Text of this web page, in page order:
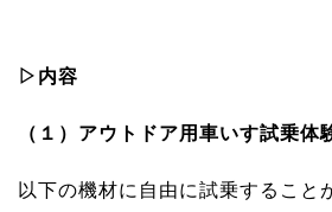
▷内容
（１）アウトドア用車いす試乗
以下の機材に自由に試乗すること